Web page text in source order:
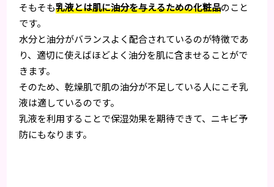
そもそも乳液とは肌に油分を与えるための化粧品のこと
です。
水分と油分がバランスよく配合されているのが特徴であ
り、適切に使えばほどよく油分を肌に含ませることがで
きます。
そのため、乾燥肌で肌の油分が不足している人にこそ乳
液は適しているのです。
乳液を利用することで保湿効果を期待できて、ニキビ予
防にもなります。